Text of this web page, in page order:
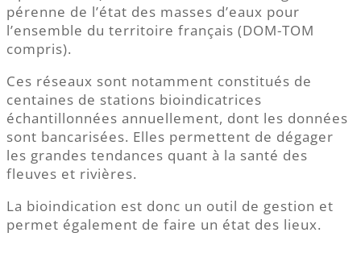
pérenne de l’état des masses d’eaux pour
l’ensemble du territoire français (DOM-TOM
compris).
Ces réseaux sont notamment constitués de
centaines de stations bioindicatrices
échantillonnées annuellement, dont les données
sont bancarisées. Elles permettent de dégager
les grandes tendances quant à la santé des
fleuves et rivières.
La bioindication est donc un outil de gestion et
permet également de faire un état des lieux.